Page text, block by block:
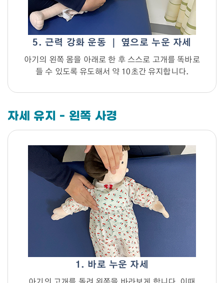
5. 근력 강화 운동 ｜ 옆으로 누운 자세
아기의 왼쪽 몸을 아래로 한 후 스스로 고개를 똑바로
들 수 있도록 유도해서 약 10초간 유지합니다.
자세 유지 - 왼쪽 사경
1. 바로 누운 자세